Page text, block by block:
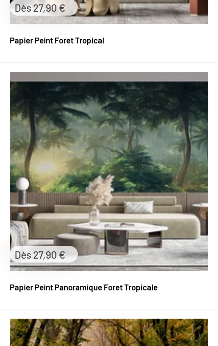
Papier Peint Foret Tropical
Prix
réduit
Dès 27,90 €
Papier Peint Panoramique Foret Tropicale
Prix
réduit
Dès 27,90 €